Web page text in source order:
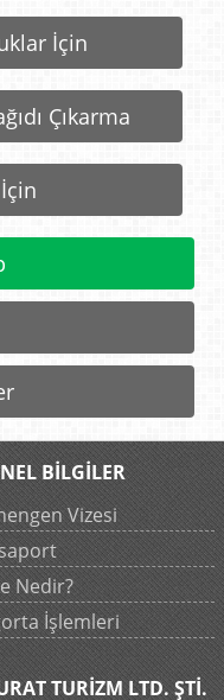
İçin
Çıkarma
BİLGİLER
Vizesi
Nedir?
İşlemleri
TURİZM LTD. ŞTİ.